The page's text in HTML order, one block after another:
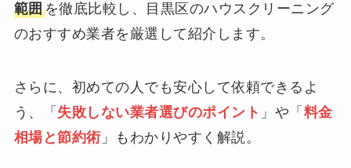
範囲を徹底比較し、目黒区のハウスクリーニング
のおすすめ業者を厳選して紹介します。
さらに、初めての人でも安心して依頼できるよ
う、「 失敗しない業者選びのポイント 」や「 料金
相場と節約術 」もわかりやすく解説。